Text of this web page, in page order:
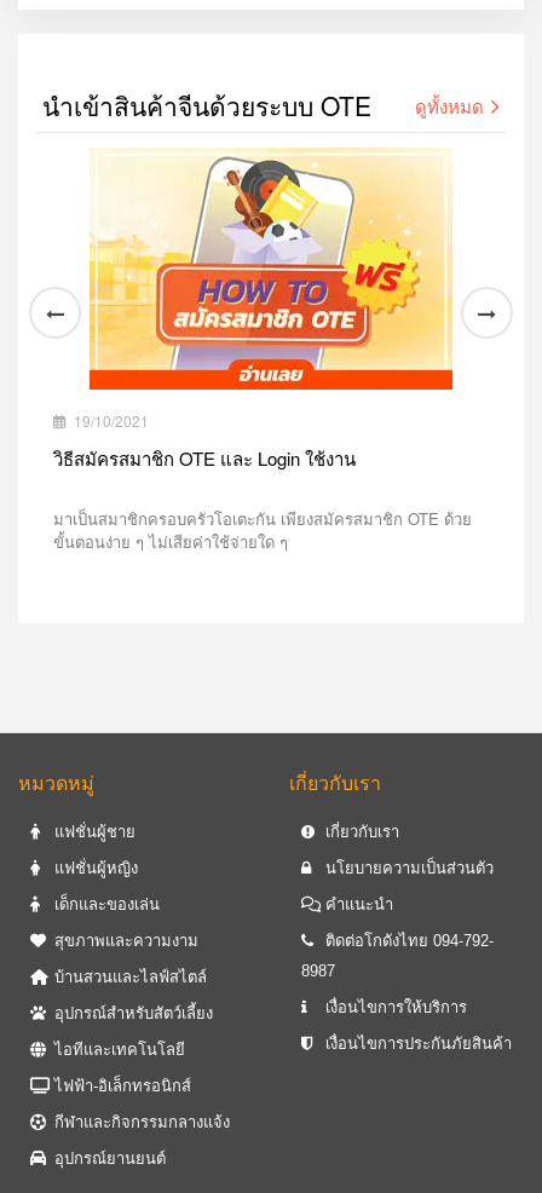
นำเข้าสินค้าจีนด้วยระบบ OTE ดูทั้งหมด
19/10/2021
วิธีสมัครสมาชิก OTE และ Login ใช้งาน
มาเป็นสมาชิกครอบครัวโอเตะกัน เพียงสมัครสมาชิก OTE ด้วย
ขั้นตอนง่าย ๆ ไม่เสียค่าใช้จ่ายใด ๆ
หมวดหมู่
แฟชั่นผู้ชาย
แฟชั่นผู้หญิง
เด็กและของเล่น
สุขภาพและความงาม
บ้านสวนและไลฟ์สไตล์
อุปกรณ์สำหรับสัตว์เลี้ยง
ไอทีและเทคโนโลยี
ไฟฟ้า-อิเล็กทรอนิกส์
กีฬาและกิจกรรมกลางแจ้ง
อุปกรณ์ยานยนต์
เกี่ยวกับเรา
เกี่ยวกับเรา
นโยบายความเป็นส่วนตัว
คำแนะนำ
ติดต่อโกดังไทย 094-792-
8987
เงื่อนไขการให้บริการ
เงื่อนไขการประกันภัยสินค้า